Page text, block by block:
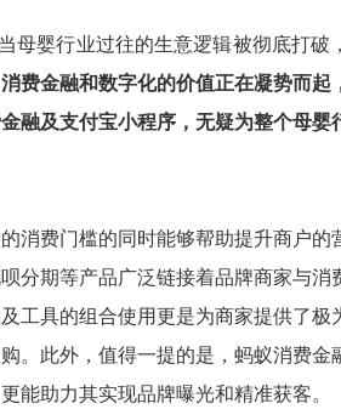
母婴行业过往的生意逻辑被彻底打破
费金融和数字化的价值正在凝势而起
融及支付宝小程序，无疑为整个母婴
消费门槛的同时能够帮助提升商户的
分期等产品广泛链接着品牌商家与消
工具的组合使用更是为商家提供了极
。此外，值得一提的是，蚂蚁消费金
能助力其实现品牌曝光和精准获客。